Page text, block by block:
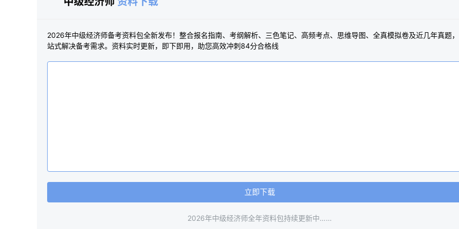
2026年中级经济师备考资料包全新发布！整合报名指南、考纲解析、三色笔记、高频考点、思维导图、全真模拟卷及近几年真题
站式解决备考需求。资料实时更新，即下即用，助您高效冲刺84分合格线
立即下载
2026年中级经济师全年资料包持续更新中……